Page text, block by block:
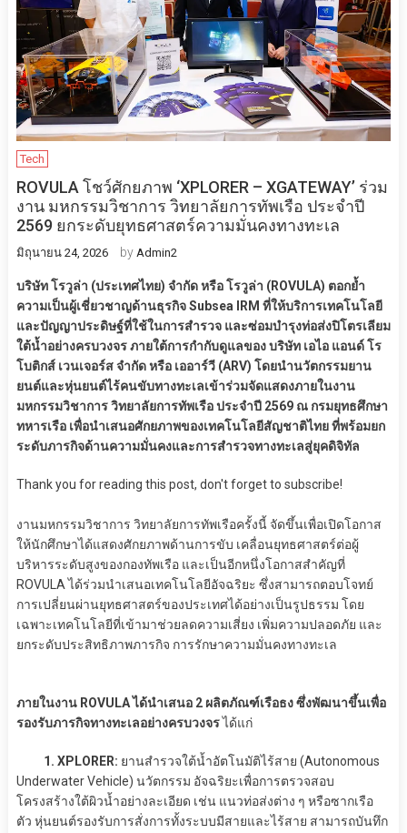
Tech
ROVULA โชว์ศักยภาพ ‘XPLORER – XGATEWAY’ ร่วม
งาน มหกรรมวิชาการ วิทยาลัยการทัพเรือ ประจำปี
2569 ยกระดับยุทธศาสตร์ความมั่นคงทางทะเล
มิถุนายน 24, 2026 by Admin2
บริษัท โรวูล่า (ประเทศไทย) จำกัด หรือ โรวูล่า (ROVULA) ตอกย้ำ
ความเป็นผู้เชี่ยวชาญด้านธุรกิจ Subsea IRM ที่ให้บริการเทคโนโลยี
และปัญญาประดิษฐ์ที่ใช้ในการสำรวจ และซ่อมบำรุงท่อส่งปิโตรเลียม
ใต้น้ำอย่างครบวงจร ภายใต้การกำกับดูแลของ บริษัท เอไอ แอนด์ โร
โบติกส์ เวนเจอร์ส จำกัด หรือ เออาร์วี (ARV) โดยนำนวัตกรรมยาน
ยนต์และหุ่นยนต์ไร้คนขับทางทะเลเข้าร่วมจัดแสดงภายในงาน
มหกรรมวิชาการ วิทยาลัยการทัพเรือ ประจำปี 2569 ณ กรมยุทธศึกษา
ทหารเรือ เพื่อนำเสนอศักยภาพของเทคโนโลยีสัญชาติไทย ที่พร้อมยก
ระดับภารกิจด้านความมั่นคงและการสำรวจทางทะเลสู่ยุคดิจิทัล
Thank you for reading this post, don't forget to subscribe!
งานมหกรรมวิชาการ วิทยาลัยการทัพเรือครั้งนี้ จัดขึ้นเพื่อเปิดโอกาส
ให้นักศึกษาได้แสดงศักยภาพด้านการขับ เคลื่อนยุทธศาสตร์ต่อผู้
บริหารระดับสูงของกองทัพเรือ และเป็นอีกหนึ่งโอกาสสำคัญที่
ROVULA ได้ร่วมนำเสนอเทคโนโลยีอัจฉริยะ ซึ่งสามารถตอบโจทย์
การเปลี่ยนผ่านยุทธศาสตร์ของประเทศได้อย่างเป็นรูปธรรม โดย
เฉพาะเทคโนโลยีที่เข้ามาช่วยลดความเสี่ยง เพิ่มความปลอดภัย และ
ยกระดับประสิทธิภาพภารกิจ การรักษาความมั่นคงทางทะเล
ภายในงาน ROVULA ได้นำเสนอ 2 ผลิตภัณฑ์เรือธง ซึ่งพัฒนาขึ้นเพื่อ
รองรับภารกิจทางทะเลอย่างครบวงจรได้แก่
1. XPLORER: ยานสำรวจใต้น้ำอัตโนมัติไร้สาย (Autonomous
Underwater Vehicle) นวัตกรรม อัจฉริยะเพื่อการตรวจสอบ
โครงสร้างใต้ผิวน้ำอย่างละเอียด เช่น แนวท่อส่งต่าง ๆ หรือซากเรือ
ตัว หุ่นยนต์รองรับการสั่งการทั้งระบบมีสายและไร้สาย สามารถบันทึก